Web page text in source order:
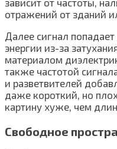
отражений от зданий
Далее сигнал попадает
энергии из-за
материалом
также частотой
и разветвителей
даже короткий, но
картину хуже, чем
Свободное